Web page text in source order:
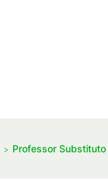
Professor Substituto